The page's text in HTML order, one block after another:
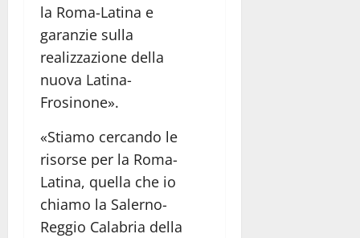
la Roma-Latina e
garanzie sulla
realizzazione della
nuova Latina-
Frosinone».
«Stiamo cercando le
risorse per la Roma-
Latina, quella che io
chiamo la Salerno-
Reggio Calabria della